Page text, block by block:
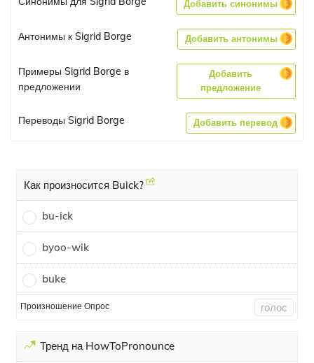
Добавить синонимы
Антонимы к Sigrid Borge Добавить антонимы
Примеры Sigrid Borge в
предложении
Добавить
предложение
Переводы Sigrid Borge Добавить перевод
Как произносится Buick?
bu-ick
byoo-wik
buke
Произношение Опрос голос
Тренд на HowToPronounce